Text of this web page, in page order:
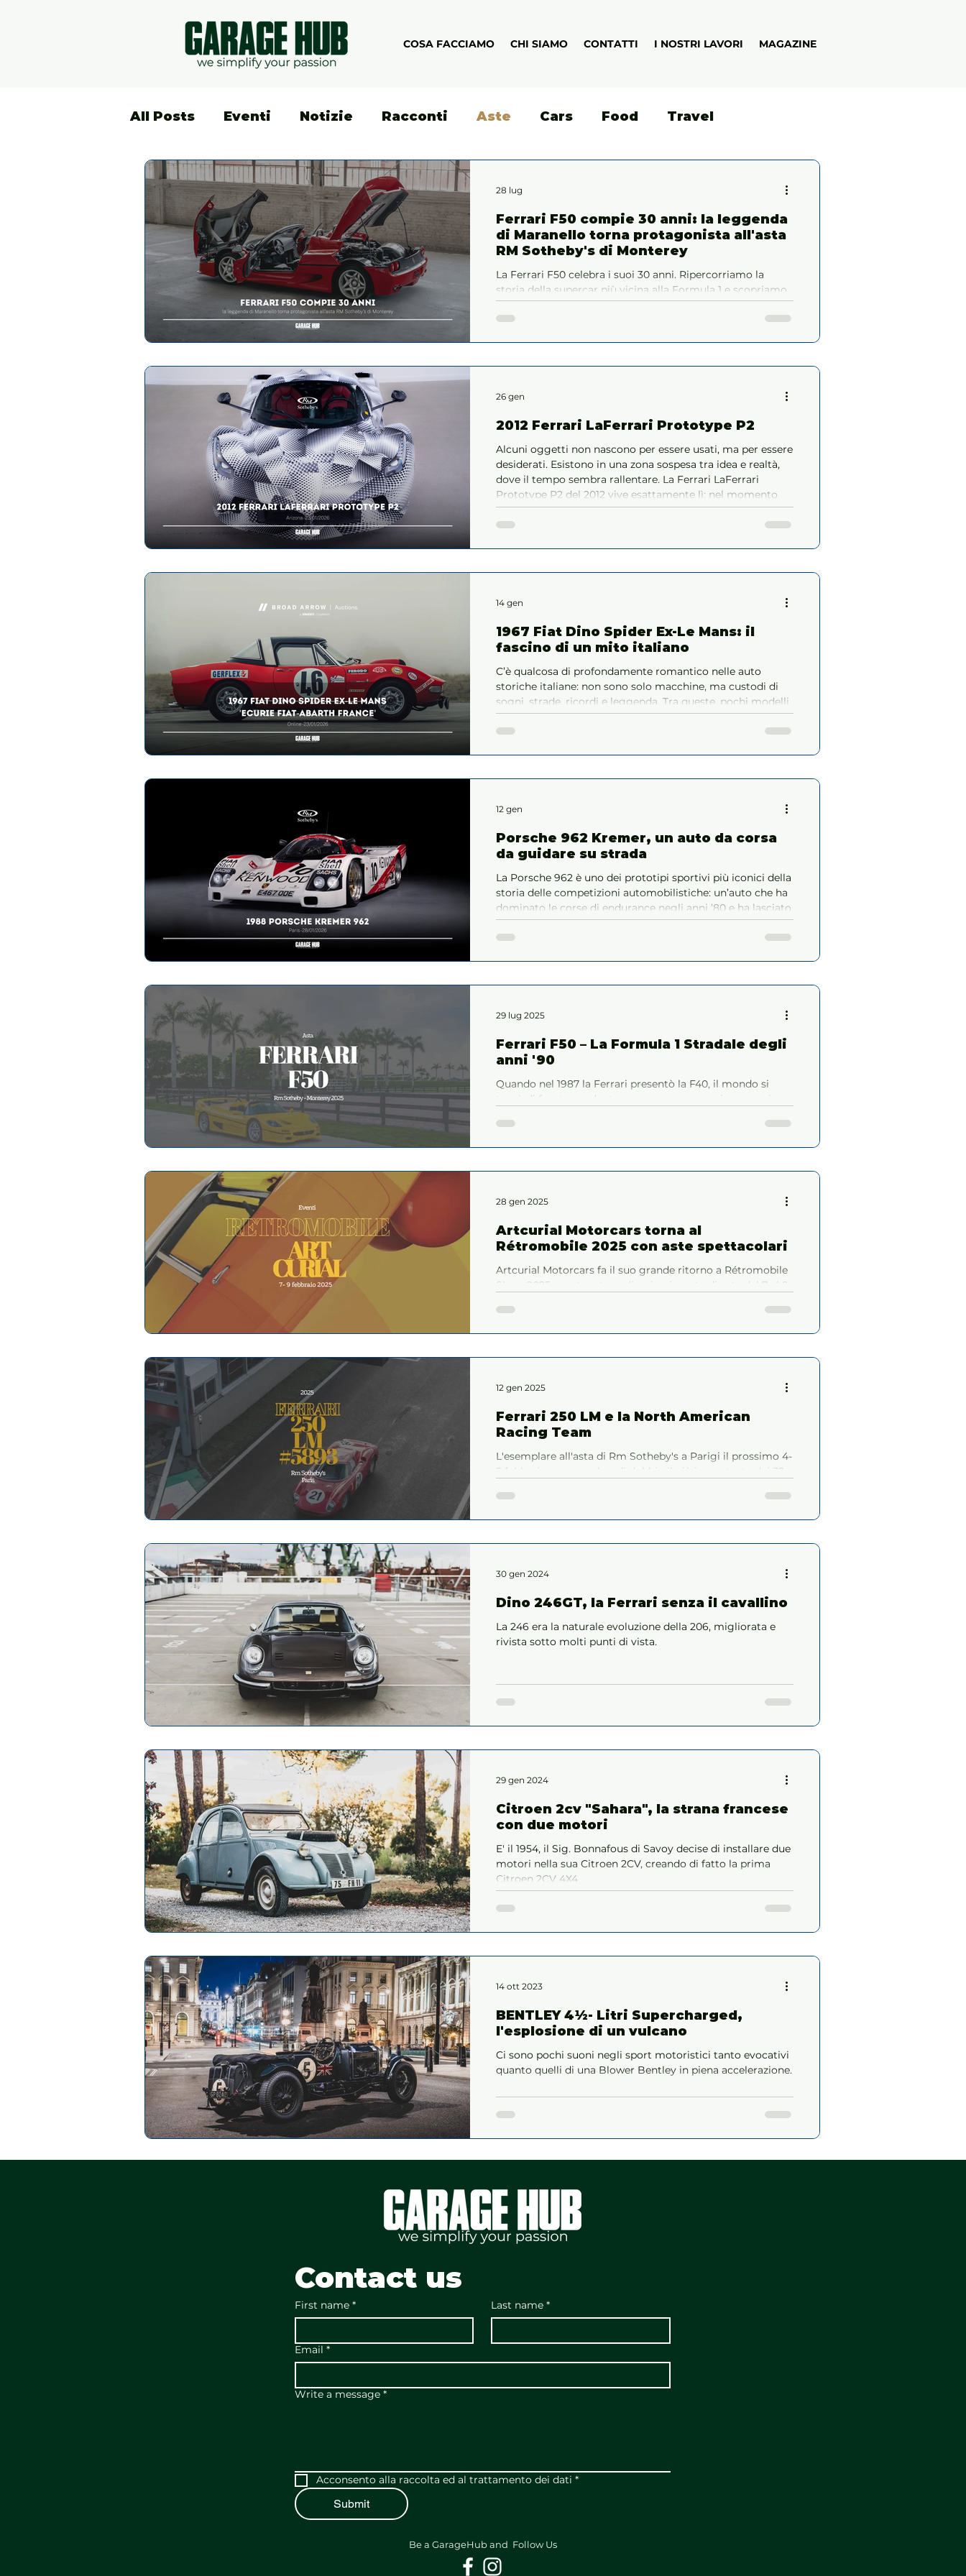
COSA FACCIAMO CHI SIAMO CONTATTI I NOSTRI LAVORI MAGAZINE
All Posts Eventi Notizie Racconti Aste Cars Food Travel
Lifestyle
Ferrari F50 compie 30 anni: la leggenda
di Maranello torna protagonista all'asta
RM Sotheby's di Monterey
La Ferrari F50 celebra i suoi 30 anni. Ripercorriamo la
storia della supercar più vicina alla Formula 1 e scopriamo
l'esclusivo esemplare che sarà battuto all'asta RM
Sotheby's di Monterey.
28 lug
2012 Ferrari LaFerrari Prototype P2
Alcuni oggetti non nascono per essere usati, ma per essere
desiderati. Esistono in una zona sospesa tra idea e realtà,
dove il tempo sembra rallentare. La Ferrari LaFerrari
Prototype P2 del 2012 vive esattamente lì: nel momento
fragile e bellissimo in cui un sogno sta per prendere forma,
ma non è ancora diventato leggenda.
26 gen
1967 Fiat Dino Spider Ex-Le Mans: il
fascino di un mito italiano
C’è qualcosa di profondamente romantico nelle auto
storiche italiane: non sono solo macchine, ma custodi di
sogni, strade, ricordi e leggenda. Tra queste, pochi modelli
incarnano tanto bene questa aura come la Fiat Dino Spider
del 1967, e ancor di più quando — come in questo caso —
14 gen
Porsche 962 Kremer, un auto da corsa
da guidare su strada
La Porsche 962 è uno dei prototipi sportivi più iconici della
storia delle competizioni automobilistiche: un’auto che ha
dominato le corse di endurance negli anni ’80 e ha lasciato
un segno indelebile nel mondo dei collezionisti.
12 gen
Ferrari F50 – La Formula 1 Stradale degli
anni '90
Quando nel 1987 la Ferrari presentò la F40, il mondo si
trovò di fronte a un’auto senza compromessi: aggressiva,
marchio, Maranello decise di superarsi. La nuova Ferrari
F50 non è un’evoluzione della specie. È un salto quantico.
29 lug 2025
Artcurial Motorcars torna al
Rétromobile 2025 con aste spettacolari
Artcurial Motorcars fa il suo grande ritorno a Rétromobile
Show 2025, con tre straordinarie giornate di aste dal 7 al 9
28 gen 2025
Ferrari 250 LM e la North American
Racing Team
L'esemplare all'asta di Rm Sotheby's a Parigi il prossimo 4-
5 febbraio senza ombra di dubbio il più importante dei 32
12 gen 2025
Dino 246GT, la Ferrari senza il cavallino
La 246 era la naturale evoluzione della 206, migliorata e
rivista sotto molti punti di vista.
30 gen 2024
Citroen 2cv "Sahara", la strana francese
con due motori
E' il 1954, il Sig. Bonnafous di Savoy decise di installare due
motori nella sua Citroen 2CV, creando di fatto la prima
Citroen 2CV 4X4
29 gen 2024
BENTLEY 4½- Litri Supercharged,
l'esplosione di un vulcano
Ci sono pochi suoni negli sport motoristici tanto evocativi
quanto quelli di una Blower Bentley in piena accelerazione.
14 ott 2023
Contact us
First name * Last name *
Email *
Write a message *
Acconsento alla raccolta ed al trattamento dei dati *
Submit
Be a GarageHub and Follow Us